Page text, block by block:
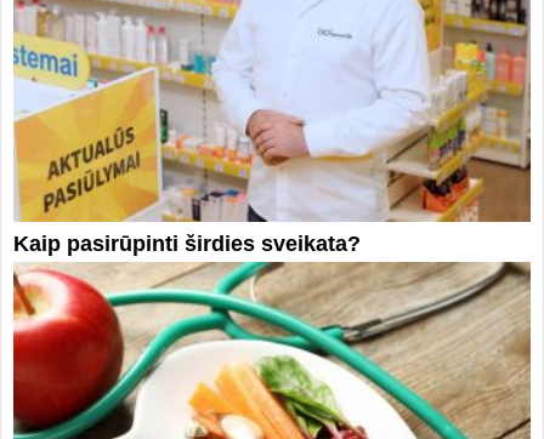
Kaip pasirūpinti širdies sveikata?